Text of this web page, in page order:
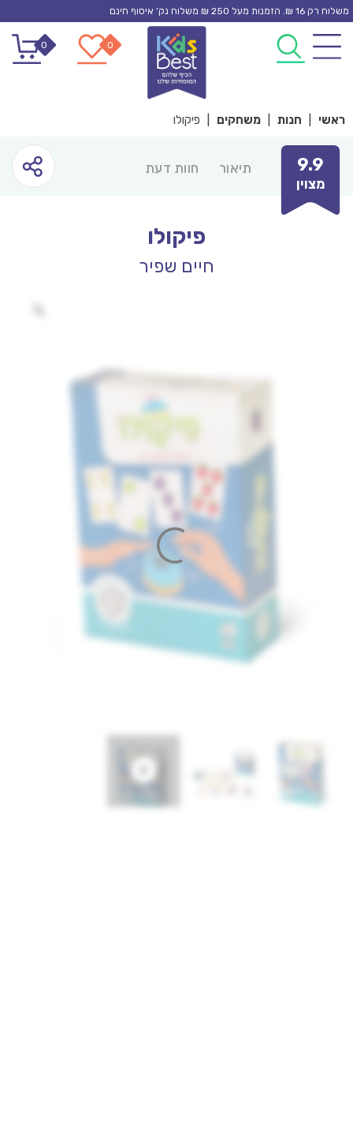
Skip
content
משלוח רק 16 ₪. הזמנות מעל 250 ₪ משלוח נק’ איסוף חינם
0
0
ראשי חנות משחקים פיקולו
9.9
מצוין
תיאור חוות דעת
פיקולו
חיים שפיר